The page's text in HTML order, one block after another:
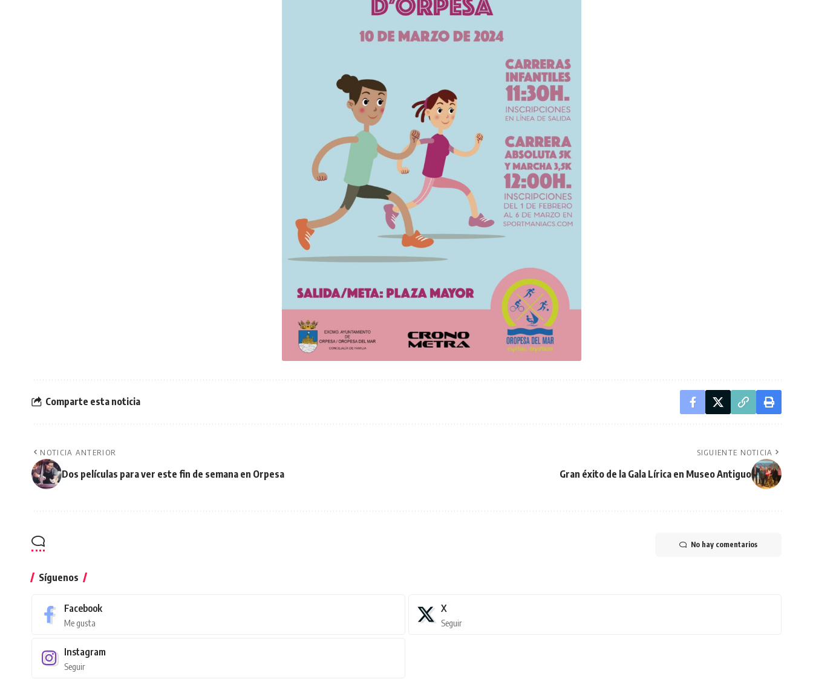
Comparte esta noticia
NOTICIA ANTERIOR
Dos películas para ver este fin de semana en Orpesa
SIGUIENTE NOTICIA
Gran éxito de la Gala Lírica en Museo Antiguo
No hay comentarios
Síguenos
Facebook
Me gusta
X
Seguir
Instagram
Seguir